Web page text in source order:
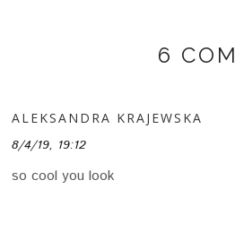
6
ALEKSANDRA KRAJEWSKA
8/4/19, 19:12
so cool you look